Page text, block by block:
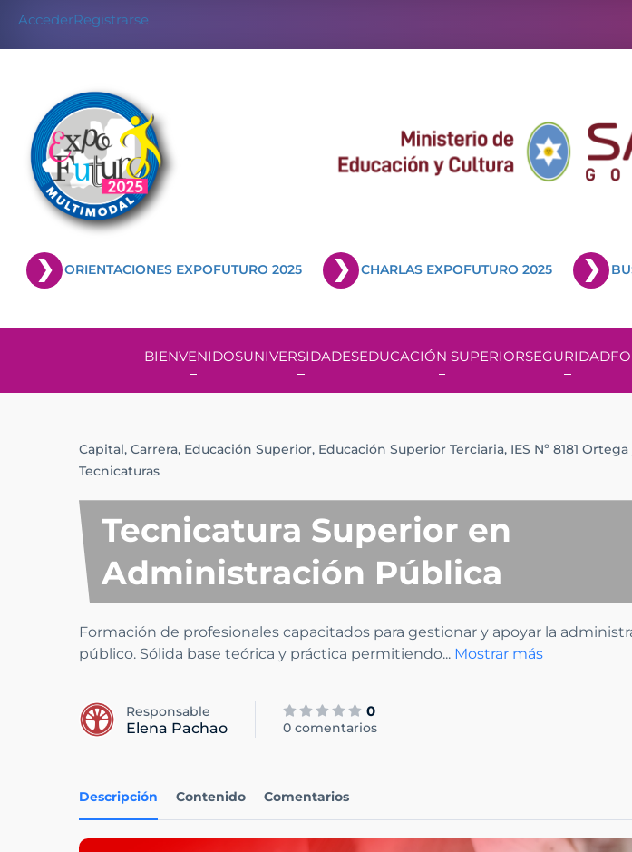
AccederRegistrarse
ORIENTACIONES EXPOFUTURO 2025 CHARLAS EXPOFUTURO 2025
BIENVENIDOSUNIVERSIDADESEDUCACIÓN SUPERIORSEGURIDAD
Capital, Carrera, Educación Superior, Educación Superior Terciaria, IES Nº 8181
Tecnicaturas
Tecnicatura Superior en
Administración Pública
Formación de profesionales capacitados para gestionar y apoyar la
público. Sólida base teórica y práctica permitiendo... Mostrar más
Responsable
Elena Pachao
0
0 comentarios
Descripción Contenido Comentarios